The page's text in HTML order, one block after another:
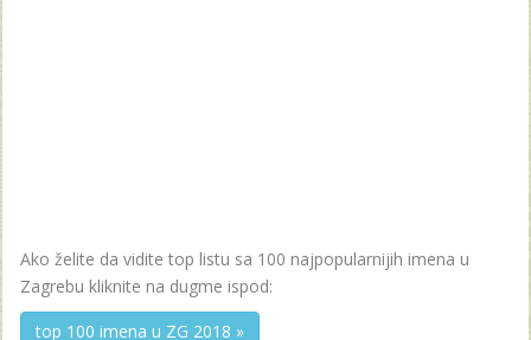
Ako želite da vidite top listu sa 100 najpopularnijih imena u
Zagrebu kliknite na dugme ispod:
top 100 imena u ZG 2018 »